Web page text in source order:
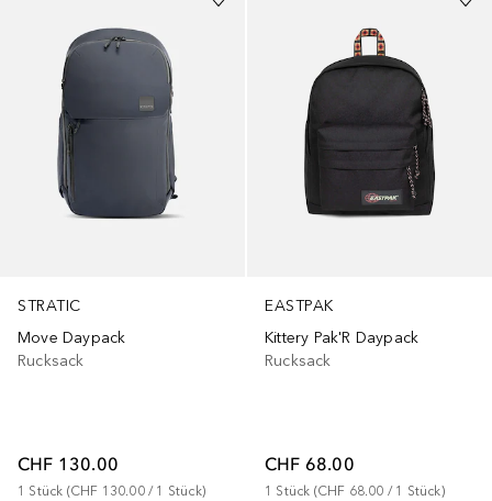
STRATIC
Move Daypack
Rucksack
CHF 130.00
1 Stück (CHF 130.00 / 1 Stück)
EASTPAK
Kittery Pak'R Daypack
Rucksack
CHF 68.00
1 Stück (CHF 68.00 / 1 Stück)